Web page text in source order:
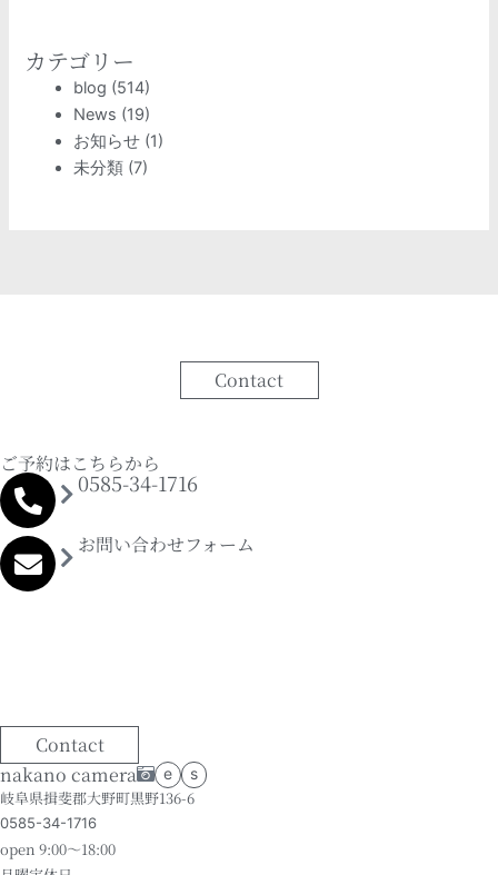
カテゴリー
blog (514)
News (19)
お知らせ (1)
未分類 (7)
Contact
0585-34-1716
ご予約はこちらから
お問い合わせフォーム
Contact
nakano camera
e s
岐阜県揖斐郡大野町黒野136-6
0585-34-1716
open 9:00～18:00